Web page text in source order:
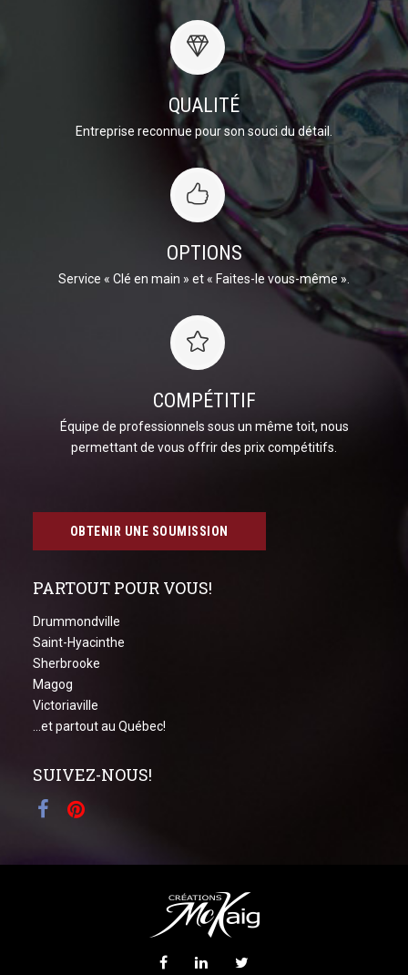
QUALITÉ
Entreprise reconnue pour son souci du détail.
OPTIONS
Service « Clé en main » et « Faites-le vous-même ».
COMPÉTITIF
Équipe de professionnels sous un même toit, nous
permettant de vous offrir des prix compétitifs.
OBTENIR UNE SOUMISSION
PARTOUT POUR VOUS!
Drummondville
Saint-Hyacinthe
Sherbrooke
Magog
Victoriaville
...et partout au Québec!
SUIVEZ-NOUS!